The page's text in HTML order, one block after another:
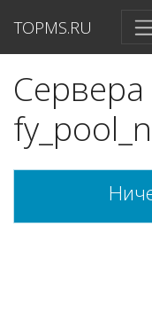
TOPMS.RU
Сервера